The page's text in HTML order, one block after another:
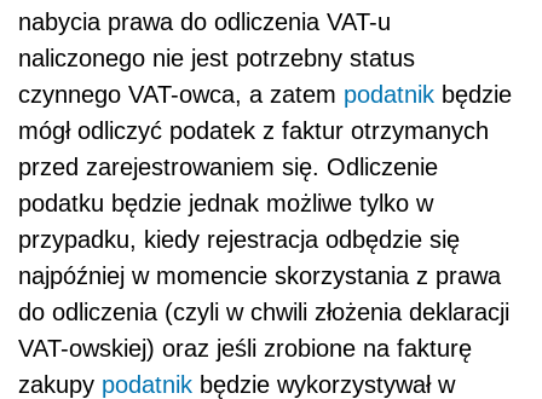
nabycia prawa do odliczenia VAT-u
naliczonego nie jest potrzebny status
czynnego VAT-owca, a zatem podatnik będzie
mógł odliczyć podatek z faktur otrzymanych
przed zarejestrowaniem się. Odliczenie
podatku będzie jednak możliwe tylko w
przypadku, kiedy rejestracja odbędzie się
najpóźniej w momencie skorzystania z prawa
do odliczenia (czyli w chwili złożenia deklaracji
VAT-owskiej) oraz jeśli zrobione na fakturę
zakupy podatnik będzie wykorzystywał w